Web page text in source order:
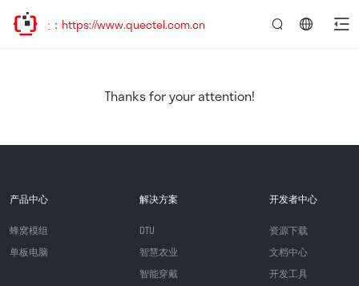
问新址：https://www.quectel.com.cn
Thanks for your attention!
产品中心
蜂窝模组
单板电脑
解决方案
DTU
智慧农业
智能穿戴
开发者中心
资源下载
文档中心
开发工具